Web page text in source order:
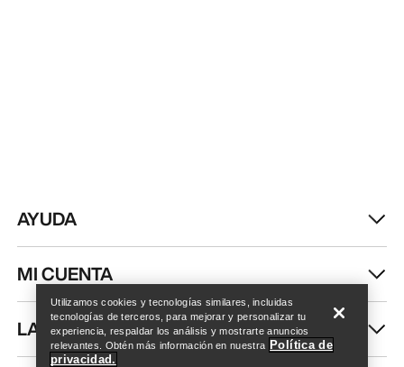
AYUDA
MI CUENTA
LAVA Y REPARA
Utilizamos cookies y tecnologías similares, incluidas
tecnologías de terceros, para mejorar y personalizar tu
experiencia, respaldar los análisis y mostrarte anuncios
relevantes. Obtén más información en nuestra Política de
privacidad.